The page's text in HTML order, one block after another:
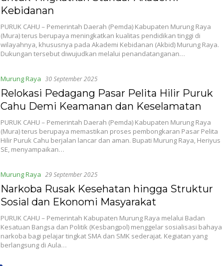
Kebidanan
PURUK CAHU – Pemerintah Daerah (Pemda) Kabupaten Murung Raya
(Mura) terus berupaya meningkatkan kualitas pendidikan tinggi di
wilayahnya, khususnya pada Akademi Kebidanan (Akbid) Murung Raya.
Dukungan tersebut diwujudkan melalui penandatanganan…
Murung Raya 30 September 2025
Relokasi Pedagang Pasar Pelita Hilir Puruk
Cahu Demi Keamanan dan Keselamatan
PURUK CAHU – Pemerintah Daerah (Pemda) Kabupaten Murung Raya
(Mura) terus berupaya memastikan proses pembongkaran Pasar Pelita
Hilir Puruk Cahu berjalan lancar dan aman. Bupati Murung Raya, Heriyus
SE, menyampaikan…
Murung Raya 29 September 2025
Narkoba Rusak Kesehatan hingga Struktur
Sosial dan Ekonomi Masyarakat
PURUK CAHU – Pemerintah Kabupaten Murung Raya melalui Badan
Kesatuan Bangsa dan Politik (Kesbangpol) menggelar sosialisasi bahaya
narkoba bagi pelajar tingkat SMA dan SMK sederajat. Kegiatan yang
berlangsung di Aula…